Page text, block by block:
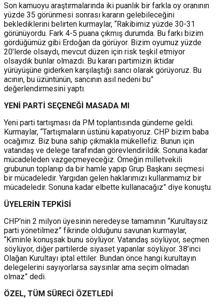
Son kamuoyu araştırmalarında iki puanlık bir farkla oy oranının
yüzde 35 görünmesi sonrası kararın gelebileceğini
beklediklerini belirten kurmaylar, “Rakibimiz yüzde 30-31
görünüyordu. Fark 4-5 puana çıkmış durumda. Bu farkı bizim
gördüğümüz gibi Erdoğan da görüyor. Bizim oyumuz yüzde
20’lerde olsaydı, mevcut düzen için risk teşkil etmiyor
olsaydık bunlar olmazdı. Bu kararı partimizin iktidar
yürüyüşüne giderken karşılaştığı sancı olarak görüyoruz. Bu
acının, bu üzüntünün, sancının asıl nedeni bu”
değerlendirmesini yaptı.
YENİ PARTİ SEÇENEĞİ MASADA MI
Yeni parti tartışması da PM toplantısında gündeme geldi.
Kurmaylar, “Tartışmaların üstünü kapatıyoruz. CHP bizim baba
ocağımız. Biz buna sahip çıkmakla mükellefiz. Bunun için
vatandaş ve delege tarafından görevlendirildik. Sonuna kadar
mücadeleden vazgeçmeyeceğiz. Örneğin milletvekili
grubunun toplanıp da bir hamle yapıp Grup Başkanı seçmesi
bir mücadeledir. Yargıdan gelen haklarımızı kullanmamız bir
mücadeledir. Sonuna kadar elbette kullanacağız” diye konuştu.
ÜYELERİN TEPKİSİ
CHP’nin 2 milyon üyesinin neredeyse tamamının “Kurultaysız
parti yönetilmez” fikrinde olduğunu savunan kurmaylar,
“Kiminle konuşsak bunu söylüyor. Vatandaş söylüyor, seçmen
söylüyor, diğer partilerde siyaset yapanlar söylüyor. 38’inci
Olağan Kurultayı iptal ettiler. Bundan önce hangi kurultayın
delegelerini sayıyorlarsa saysınlar ama seçim olmadan
olmaz” dedi.
ÖZEL, TÜM SÜRECİ ÖZETLEDİ